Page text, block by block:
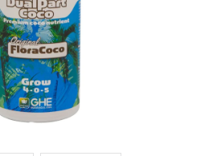
Vásárlás
Kapcsolat